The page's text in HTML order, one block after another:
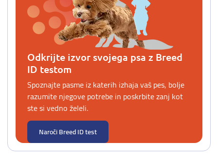
Odkrijte izvor svojega psa z Breed
ID testom
Spoznajte pasme iz katerih izhaja vaš pes, bolje
razumite njegove potrebe in poskrbite zanj kot
ste si vedno želeli.
Naroči Breed ID test